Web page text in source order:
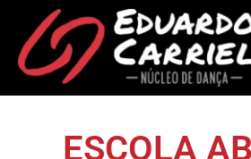
ESCOLA